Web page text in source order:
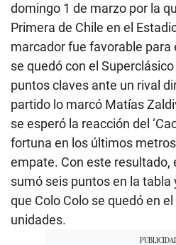
domingo 1 de marzo por la
Primera de Chile en el
marcador fue favorable para
se quedó con el
puntos claves ante un rival
partido lo marcó Matías
se esperó la reacción del
fortuna en los últimos
empate. Con este resultado,
sumó seis puntos en la
que Colo Colo se quedó en
unidades.